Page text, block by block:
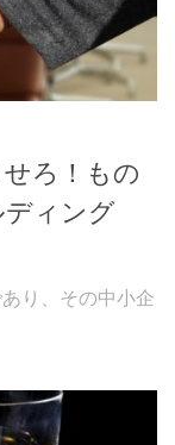
ろ！もの
ディング
り、その中小企